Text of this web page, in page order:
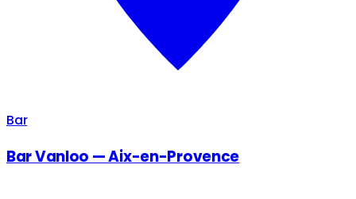
Bar
Bar Vanloo — Aix-en-Provence